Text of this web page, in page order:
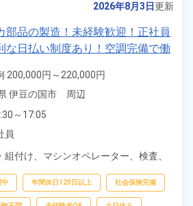
2026年8月3日更新
部品の製造！未経験歓迎！正社員
日払い制度あり！空調完備で働
なめで予定も立てやすい★20代
！《静岡県伊豆の国市》
200,000円～220,000円
円～1,170円
伊豆の国市　周辺
～17:05
～03:35
員
組付け、 マシンオペレーター、 検査、
年間休日120日以上 社会保険完備